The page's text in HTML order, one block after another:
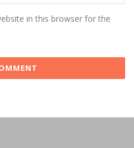
in this browser for the